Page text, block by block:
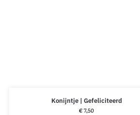
Konijntje | Gefeliciteerd
€7,50